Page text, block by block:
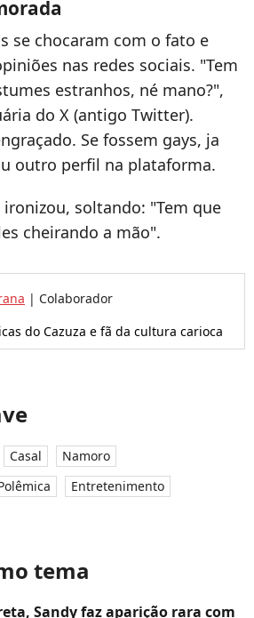
se chocaram com o fato e
nas redes sociais. "Tem
estranhos, né mano?",
do X (antigo Twitter).
Se fossem gays, ja
outro perfil na plataforma.
soltando: "Tem que
cheirando a mão".
| Colaborador
do Cazuza e fã da cultura carioca
Casal
Namoro
Entretenimento
tema
Sandy faz aparição rara com